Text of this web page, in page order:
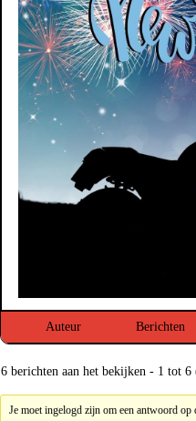
Auteur Berichten
6 berichten aan het bekijken - 1 tot
Je moet ingelogd zijn om een antwoord